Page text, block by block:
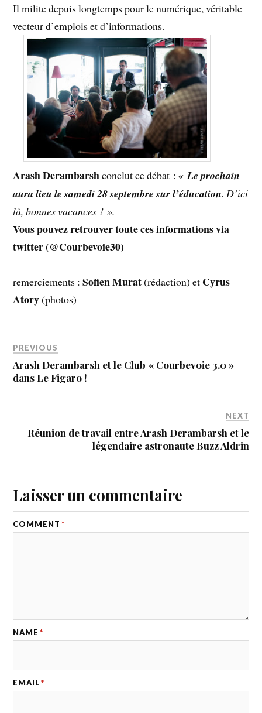
Il milite depuis longtemps pour le numérique, véritable
vecteur d’emplois et d’informations.
Arash Derambarshconclut ce débat :« Le prochain
aura lieu le samedi 28 septembre sur l’éducation. D’ici
là, bonnes vacances ! ».
Vous pouvez retrouver toute ces informations via
twitter (@Courbevoie30)
remerciements : Sofien Murat(rédaction) et Cyrus
Atory(photos)
PREVIOUS
Arash Derambarsh et le Club « Courbevoie 3.0 »
dans Le Figaro !
NEXT
Réunion de travail entre Arash Derambarsh et le
légendaire astronaute Buzz Aldrin
Laisser un commentaire
COMMENT *
NAME *
EMAIL *